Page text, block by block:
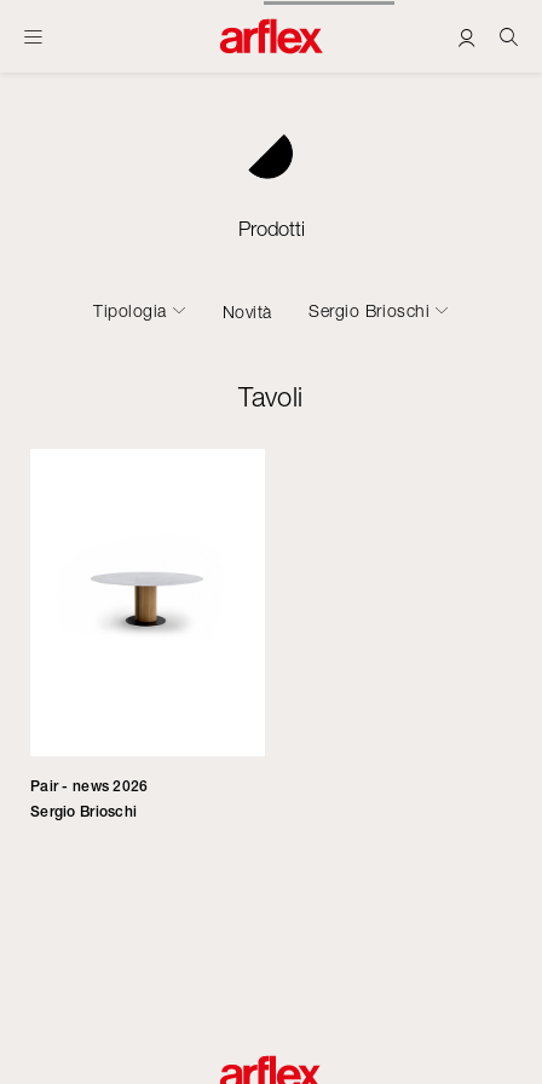
Prodotti
Tipologia Novità Sergio Brioschi
Tavoli
Pair - news 2026
Sergio Brioschi